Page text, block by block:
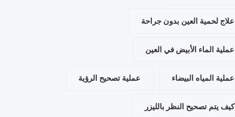
علاج لحمية العين بدون جراحة
عملية الماء الأبيض في العين
عملية المياه البيضاء عملية تصحيح الرؤية
كيف يتم تصحيح النظر بالليزر